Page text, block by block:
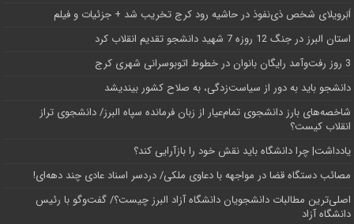
اَبَر‌ویلای شخص ذی‌نفوذ در حاشیه‌ رود کرج تخریب شد + جزئیات و فیلم
استان البرز در جنگ 12 روزه 7 شهید دانشجو تقدیم انقلاب کرد
3 روز رفت‌وآمد رایگان بانوان در خطوط اتوبوسرانی شهری کرج
دانشجو باید به دور از سیاست‌زدگی، به صلاح کشور بیندیشد
شاخصه‌های بارز دانشجوی تمام‌عیار از زبان فرمانده سپاه البرز/ دانشجوی تراز
انقلاب کیست؟
یادداشت| چرا دانشگاه باید نقش خود را بازآرایی کند؟
مصائب دستگاه قضا در مواجهه با دعاوی ملکی/ دردسر اسناد عادی چند‌ دهه‌ای!
اصلی‌ترین مطالبات دانشجویان دانشگاه آزاد البرز چیست؟/ گفت‌وگو با رئیس
دانشگاه آز‌اد